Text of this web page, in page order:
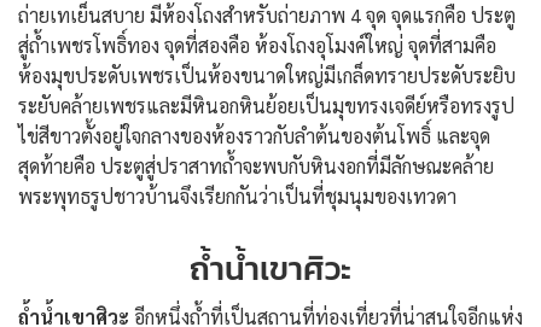
ถ่ายเทเย็นสบาย มีห้องโถงสำหรับถ่ายภาพ 4 จุด จุดแรกคือ ประตู
สู่ถ้ำเพชรโพธิ์ทอง จุดที่สองคือ ห้องโถงอุโมงค์ใหญ่ จุดที่สามคือ
ห้องมุขประดับเพชรเป็นห้องขนาดใหญ่มีเกล็ดทรายประดับระยิบ
ระยับคล้ายเพชรและมีหินอกหินย้อยเป็นมุขทรงเจดีย์หรือทรงรูป
ไข่สีขาวตั้งอยู่ใจกลางของห้องราวกับลำต้นของต้นโพธิ์ และจุด
สุดท้ายคือ ประตูสู่ปราสาทถ้ำจะพบกับหินงอกที่มีลักษณะคล้าย
พระพุทธรูปชาวบ้านจึงเรียกกันว่าเป็นที่ชุมนุมของเทวดา
ถ้ำน้ำเขาศิวะ
ถ้ำน้ำเขาศิวะ อีกหนึ่งถ้ำที่เป็นสถานที่ท่องเที่ยวที่น่าสนใจอีกแห่ง